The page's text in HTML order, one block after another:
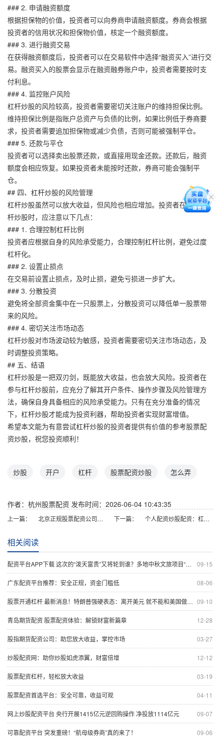
### 2. 申请融资额度
根据担保物的价值，投资者可以向券商申请融资额度。券商会根据
投资者的信用状况和担保物价值，核定一个融资额度。
### 3. 进行融资交易
在获得融资额度后，投资者可以在交易软件中选择“融资买入”进行交
易。融资买入的股票会显示在融资融券账户中，投资者需要按时支
付利息。
### 4. 监控账户风险
杠杆炒股的风险较高，投资者需要密切关注账户的维持担保比例。
维持担保比例是指账户总资产与负债的比例，如果比例低于券商要
求，投资者需要追加担保物或减少负债，否则可能被强制平仓。
### 5. 还款与平仓
投资者可以选择卖出股票还款，或直接用现金还款。还款后，融资
额度会相应恢复。如果投资者未能按时还款，券商可能会强制平
仓。
## 四、杠杆炒股的风险管理
杠杆炒股虽然可以放大收益，但风险也相应增加。投资者在进行杠
杆炒股时，应注意以下几点：
### 1. 合理控制杠杆比例
投资者应根据自身的风险承受能力，合理控制杠杆比例，避免过度
杠杆化。
### 2. 设置止损点
在交易前设置止损点，及时止损，避免亏损进一步扩大。
### 3. 分散投资
避免将全部资金集中在一只股票上，分散投资可以降低单一股票带
来的风险。
### 4. 密切关注市场动态
杠杆炒股对市场波动较为敏感，投资者需要密切关注市场动态，及
时调整投资策略。
## 五、结语
杠杆炒股是一把双刃剑，既能放大收益，也会放大风险。投资者在
参与杠杆炒股前，应充分了解其开户条件、操作步骤及风险管理方
法，确保自身具备相应的风险承受能力。只有在充分准备的情况
下，杠杆炒股才能成为投资利器，帮助投资者实现财富增值。
希望本文能为有意尝试杠杆炒股的投资者提供有价值的参考股票配
资炒股，祝您投资顺利！
炒股 开户 杠杆 股票配资炒股 怎么弄
作者：杭州股票配资 发布时间：2026-06-04 10:43:35
上一篇： 北京正规股票配资公司推荐及选择指南 下一篇： 个人配资炒股配资：杠杆策略与风控指南
相关阅读
09-15
配资平台APP下载 这次的“泼天富贵”又将轮到谁？多地中秋文旅项目“大戏开锣”
08-06
广东配资平台推荐：安全正规，资金门槛低
09-10
股票开通杠杆 最新消息！特朗普强硬表态：离开美元 就不能和美国做生意了 商品征收100%关税
12-28
青岛期货配资 股票配资体验：解锁财富新篇章
03-27
股指期货配资公司：助您放大收益，掌控市场
12-12
炒股配资网：助你炒股如虎添翼，财富倍增
03-19
股票配资杠杆，轻松放大收益
04-11
股票配资首选平台：安全可靠，收益可观
09-07
网上炒股配资平台 央行开展1415亿元逆回购操作 净投放1114亿元
09-06
可靠配资平台 突发重磅！“航母级券商”真的来了！